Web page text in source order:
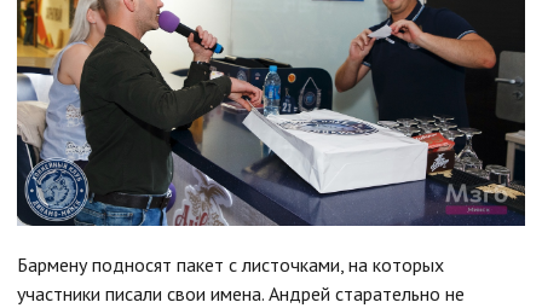
Бармену подносят пакет с листочками, на которых
участники писали свои имена. Андрей старательно не